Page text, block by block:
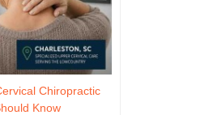
Chiropractic
Know